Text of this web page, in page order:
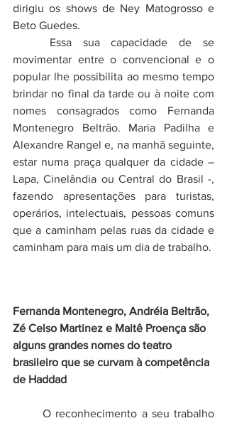
dirigiu os shows de Ney Matogrosso
Beto Guedes.
movimentar entre o convencional e o
popular lhe possibilita ao mesmo tempo
brindar no final da tarde ou à noite com
nomes consagrados como Fernanda
Montenegro Beltrão. Maria Padilha e
Alexandre Rangel e, na manhã seguinte,
estar numa praça qualquer da cidade –
Lapa, Cinelândia ou Central do Brasil -,
fazendo apresentações para turistas,
operários, intelectuais, pessoas comuns
que a caminham pelas ruas da cidade e
caminham para mais um dia de trabalho.
Fernanda Montenegro, Andréia Beltrão,
Zé Celso Martinez e Maitê Proença são
alguns grandes nomes do teatro
brasileiro que se curvam à competência
de Haddad
O reconhecimento a seu trabalho